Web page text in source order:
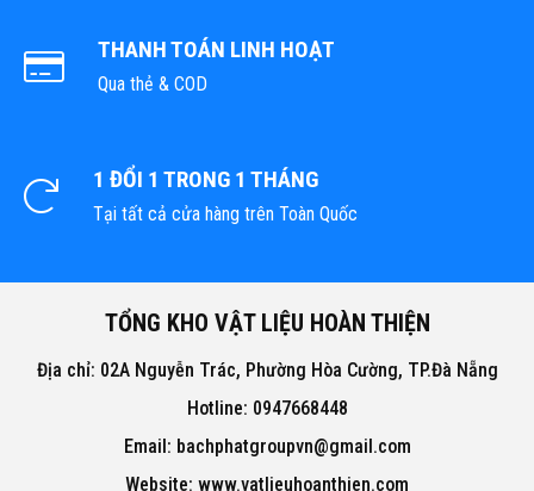
THANH TOÁN LINH HOẠT
Qua thẻ & COD
1 ĐỔI 1 TRONG 1 THÁNG
Tại tất cả cửa hàng trên Toàn Quốc
TỔNG KHO VẬT LIỆU HOÀN THIỆN
Địa chỉ: 02A Nguyễn Trác, Phường Hòa Cường, TP.Đà Nẵng
Hotline: 0947668448
Email: bachphatgroupvn@gmail.com
Website: www.vatlieuhoanthien.com